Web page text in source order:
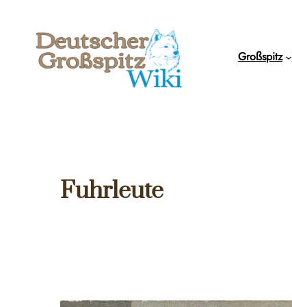
Inhalt
springen
Großspitz
Fuhrleute